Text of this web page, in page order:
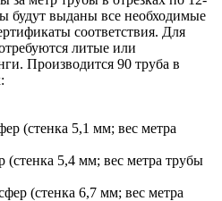
будут выданы все необходимые
соответствия. Для
литые или
Производится 90 труба в
(стенка 5,1 мм; вес метра
(стенка 5,4 мм; вес метра трубы
(стенка 6,7 мм; вес метра